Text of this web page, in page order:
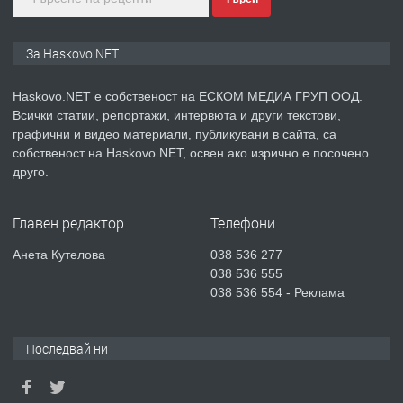
ПРЕДЛАГА
асфалт 0889 537 426
преди 6 дни
ПРЕДЛАГА
За Haskovo.NET
Haskovo.NET е собственост на ЕСКОМ МЕДИА ГРУП ООД.
Всички статии, репортажи, интервюта и други текстови,
графични и видео материали, публикувани в сайта, са
собственост на Haskovo.NET, освен ако изрично е посочено
друго.
Главен редактор
Анета Кутелова
Телефони
038 536 277
038 536 555
038 536 554 - Реклама
Последвай ни